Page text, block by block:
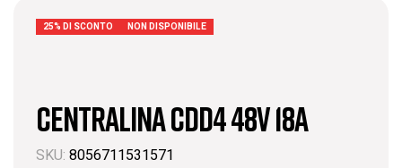
25% DI SCONTO NON DISPONIBILE
CENTRALINA CDD4 48V 18A
SKU: 8056711531571